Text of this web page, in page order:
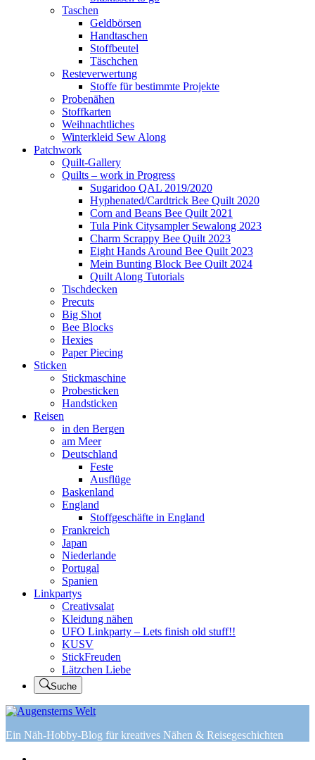
Taschen
Geldbörsen
Handtaschen
Stoffbeutel
Täschchen
Resteverwertung
Stoffe für bestimmte Projekte
Probenähen
Stoffkarten
Weihnachtliches
Winterkleid Sew Along
Patchwork
Quilt-Gallery
Quilts – work in Progress
Sugaridoo QAL 2019/2020
Hyphenated/Cardtrick Bee Quilt 2020
Corn and Beans Bee Quilt 2021
Tula Pink Citysampler Sewalong 2023
Charm Scrappy Bee Quilt 2023
Eight Hands Around Bee Quilt 2023
Mein Bunting Block Bee Quilt 2024
Quilt Along Tutorials
Tischdecken
Precuts
Big Shot
Bee Blocks
Hexies
Paper Piecing
Sticken
Stickmaschine
Probesticken
Handsticken
Reisen
in den Bergen
am Meer
Deutschland
Feste
Ausflüge
Baskenland
England
Stoffgeschäfte in England
Frankreich
Japan
Niederlande
Portugal
Spanien
Linkpartys
Creativsalat
Kleidung nähen
UFO Linkparty – Lets finish old stuff!!
KUSV
StickFreuden
Lätzchen Liebe
Suche
Ein Näh-Hobby-Blog für kreatives Nähen & Reisegeschichten